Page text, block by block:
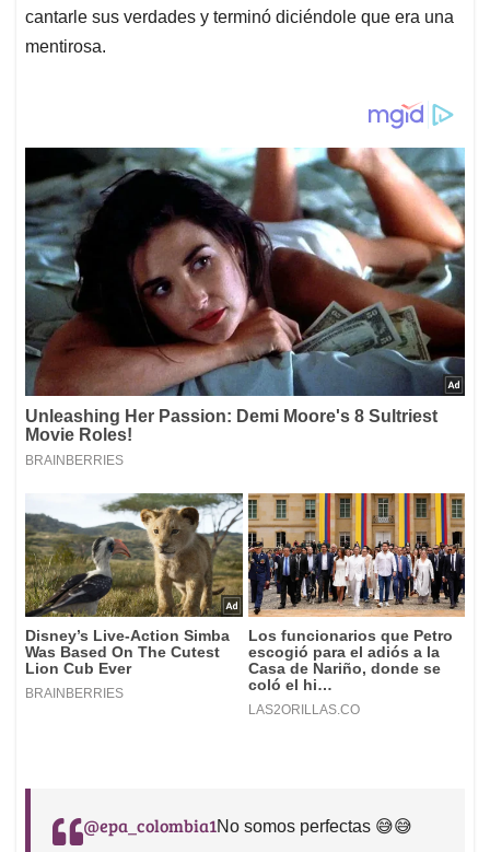
cantarle sus verdades y terminó diciéndole que era una
mentirosa.
@epa_colombia1No somos perfectas 😅😅